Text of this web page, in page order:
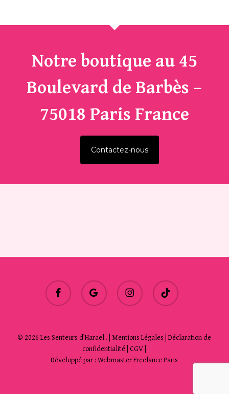
Notre boutique au 45
Boulevard de Barbès –
75018 Paris France
Contactez-nous
facebook
google-
plus
instagram tiktok
© 2026 Les Senteurs d’Harael . | Mentions Légales |Déclaration de
confidentialité |CGV
Développé par :Webmaster Freelance Paris